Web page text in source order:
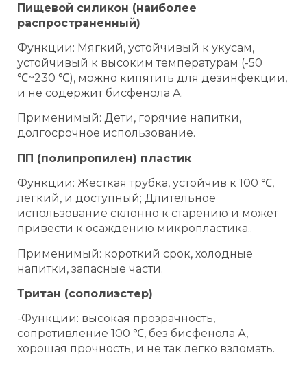
Пищевой силикон (наиболее
распространенный)
Функции: Мягкий, устойчивый к укусам,
устойчивый к высоким температурам (-50
℃~230 ℃), можно кипятить для дезинфекции,
и не содержит бисфенола А.
Применимый: Дети, горячие напитки,
долгосрочное использование.
ПП (полипропилен) пластик
Функции: Жесткая трубка, устойчив к 100 ℃,
легкий, и доступный; Длительное
использование склонно к старению и может
привести к осаждению микропластика..
Применимый: короткий срок, холодные
напитки, запасные части.
Тритан (сополиэстер)
-Функции: высокая прозрачность,
сопротивление 100 ℃, без бисфенола А,
хорошая прочность, и не так легко взломать.